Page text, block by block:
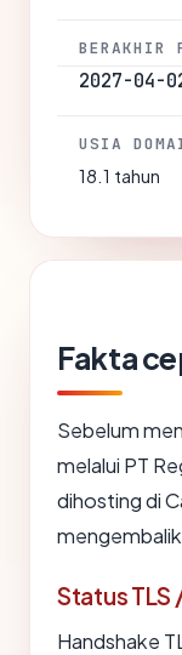
BERAKHIR
2027-04-
USIA
18.1 tahun
Fakta
Sebelum
melalui PT
dihosting di
Status TLS
Handshake